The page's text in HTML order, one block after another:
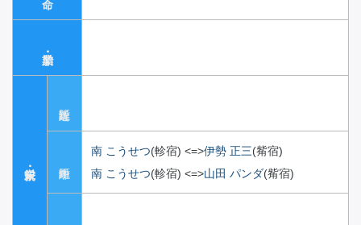
南 こうせつ(軫宿) <=>伊勢 正三(觜宿)
南 こうせつ(軫宿) <=>山田 パンダ(觜宿)